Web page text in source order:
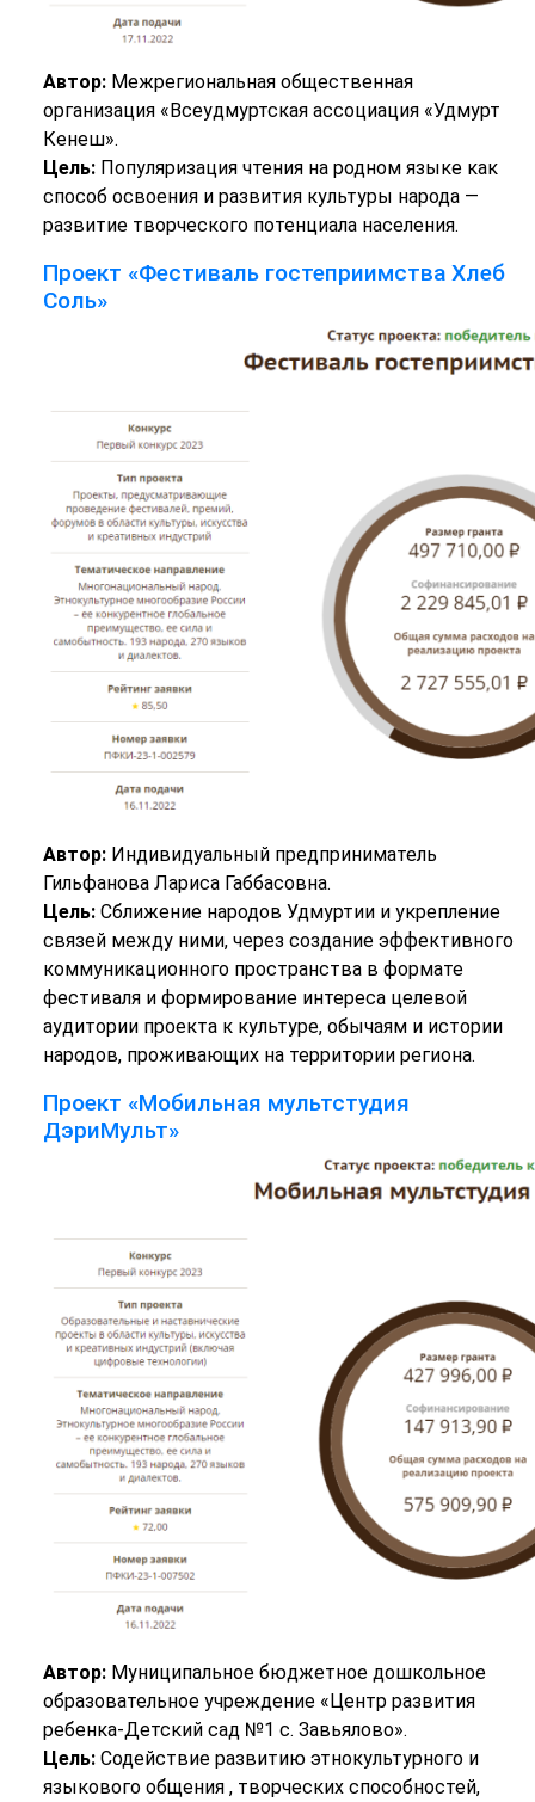
Автор: Межрегиональная общественная
организация «Всеудмуртская ассоциация «Удмурт
Кенеш».
Цель: Популяризация чтения на родном языке как
способ освоения и развития культуры народа —
развитие творческого потенциала населения.
Проект «Фестиваль гостеприимства Хлеб
Соль»
Автор: Индивидуальный предприниматель
Гильфанова Лариса Габбасовна.
Цель: Сближение народов Удмуртии и укрепление
связей между ними, через создание эффективного
коммуникационного пространства в формате
фестиваля и формирование интереса целевой
аудитории проекта к культуре, обычаям и истории
народов, проживающих на территории региона.
Проект «Мобильная мультстудия
ДэриМульт»
Автор: Муниципальное бюджетное дошкольное
образовательное учреждение «Центр развития
ребенка-Детский сад №1 с. Завьялово».
Цель: Содействие развитию этнокультурного и
языкового общения , творческих способностей,